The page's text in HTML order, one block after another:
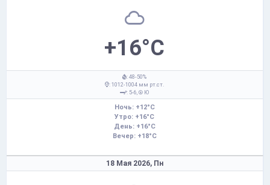
+16°C
: 48-50%
: 1012-1004 мм рт.ст.
: 5-6,
Ю
Ночь: +12°C
Утро: +16°C
День: +16°C
Вечер: +18°C
18 Мая 2026, Пн